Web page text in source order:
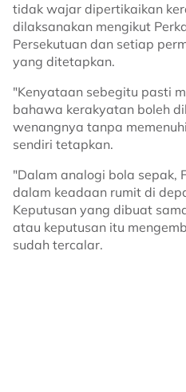
tidak wajar dipertikaikan
dilaksanakan mengikut
Persekutuan dan setiap
yang ditetapkan.
"Kenyataan sebegitu pasti
bahawa kerakyatan boleh
wenangnya tanpa
sendiri tetapkan.
"Dalam analogi bola sepak,
dalam keadaan rumit di
Keputusan yang dibuat
atau keputusan itu
sudah tercalar.